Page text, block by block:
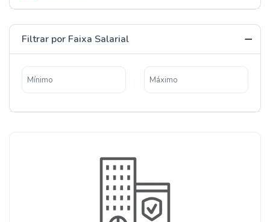
Filtrar por Faixa Salarial